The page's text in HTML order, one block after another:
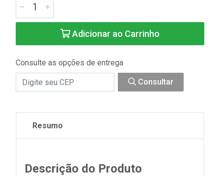
Adicionar ao Carrinho
Consulte as opções de entrega
Consultar
Resumo
Descrição do Produto